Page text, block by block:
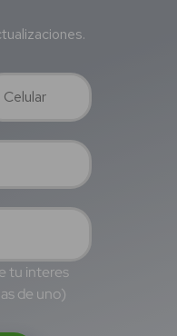
tu interes
de uno)